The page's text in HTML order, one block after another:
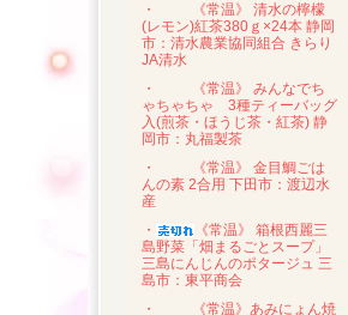
・
《常温》 清水の檸檬
(レモン)紅茶380ｇ×24本 静岡
市：清水農業協同組合 きらり
JA清水
・
《常温》 みんなでち
ゃちゃちゃ 3種ティーバッグ
入(煎茶・ほうじ茶・紅茶) 静
岡市：丸福製茶
・
《常温》 金目鯛ごは
んの素 2合用 下田市：渡辺水
産
・
《常温》 箱根西麗三
島野菜「畑まるごとスープ」
三島にんじんのポタージュ 三
島市：東平商会
・
《常温》あみにょん焼